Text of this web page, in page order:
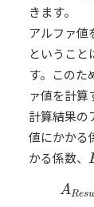
きます。
アルファ値
というこ
す。このた
ァ値を計算
計算結果の
値にかかる
かる係数、 F
ARes
(1)